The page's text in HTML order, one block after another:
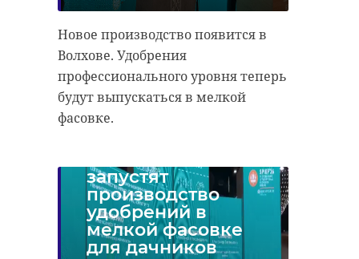
Новое производство появится в
Волхове. Удобрения
профессионального уровня теперь
будут выпускаться в мелкой
фасовке.
запустят
производство
удобрений в
мелкой фасовке
для дачников